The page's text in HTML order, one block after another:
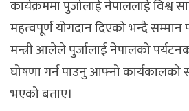
कार्यक्रममा पुर्जालाई नेपाललाई विश्व
महत्वपूर्ण योगदान दिएको भन्दै सम्मान
मन्त्री आलेले पुर्जालाई नेपालको
घोषणा गर्न पाउनु आफ्नो
भएको बताए।